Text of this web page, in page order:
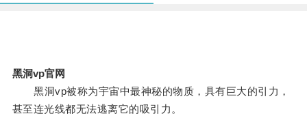
黑洞vp官网
黑洞vp被称为宇宙中最神秘的物质，具有巨大的引力，
甚至连光线都无法逃离它的吸引力。